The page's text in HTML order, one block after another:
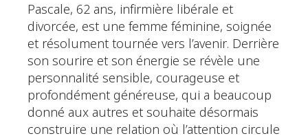
Pascale, 62 ans, infirmière libérale et
divorcée, est une femme féminine, soignée
et résolument tournée vers l’avenir. Derrière
son sourire et son énergie se révèle une
personnalité sensible, courageuse et
profondément généreuse, qui a beaucoup
donné aux autres et souhaite désormais
construire une relation où l’attention circule